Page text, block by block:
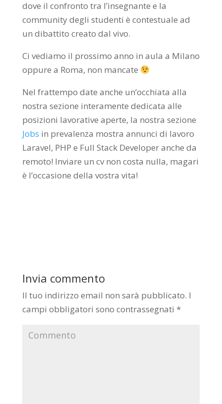
dove il confronto tra l’insegnante e la
community degli studenti è contestuale ad
un dibattito creato dal vivo.
Ci vediamo il prossimo anno in aula a Milano
oppure a Roma, non mancate
Nel frattempo date anche un’occhiata alla
nostra sezione interamente dedicata alle
posizioni lavorative aperte, la nostra sezione
Jobs in prevalenza mostra annunci di lavoro
Laravel, PHP e Full Stack Developer anche da
remoto! Inviare un cv non costa nulla, magari
è l’occasione della vostra vita!
Invia commento
Il tuo indirizzo email non sarà pubblicato. I
campi obbligatori sono contrassegnati *